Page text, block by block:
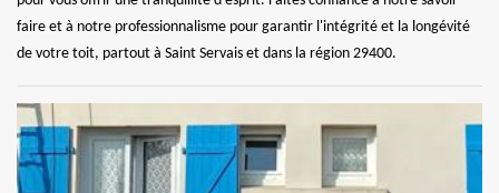
faire et à notre professionnalisme pour garantir l'intégrité et la longévité
de votre toit, partout à Saint Servais et dans la région 29400.